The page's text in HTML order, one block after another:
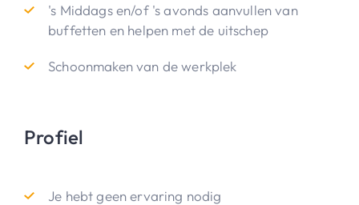
's Middags en/of 's avonds aanvullen van
buffetten en helpen met de uitschep
Schoonmaken van de werkplek
Profiel
Je hebt geen ervaring nodig